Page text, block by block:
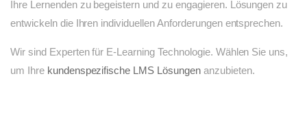
Ihre Lernenden zu begeistern und zu engagieren. Lösungen zu
entwickeln die Ihren individuellen Anforderungen entsprechen.
Wir sind Experten für E-Learning Technologie. Wählen Sie uns,
um Ihre kundenspezifische LMS Lösungenanzubieten.